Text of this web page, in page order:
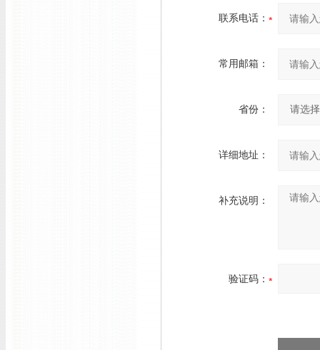
联系电话：
常用邮箱：
省份：
详细地址：
补充说明：
验证码：